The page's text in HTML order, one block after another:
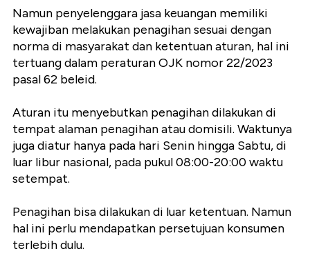
Namun penyelenggara jasa keuangan memiliki
kewajiban melakukan penagihan sesuai dengan
norma di masyarakat dan ketentuan aturan, hal ini
tertuang dalam peraturan OJK nomor 22/2023
pasal 62 beleid.
Aturan itu menyebutkan penagihan dilakukan di
tempat alaman penagihan atau domisili. Waktunya
juga diatur hanya pada hari Senin hingga Sabtu, di
luar libur nasional, pada pukul 08:00-20:00 waktu
setempat.
Penagihan bisa dilakukan di luar ketentuan. Namun
hal ini perlu mendapatkan persetujuan konsumen
terlebih dulu.